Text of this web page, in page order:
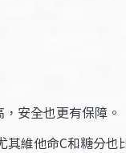
安全也更有保障。
維他命C和糖分也